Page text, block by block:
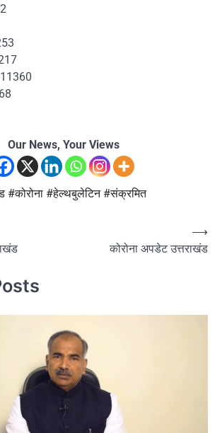
Our News, Your Views
#कोरोना #हेल्थबुलेटिन #संक्रमित
कोरोना अपडेट उत्तराखंड
⟶